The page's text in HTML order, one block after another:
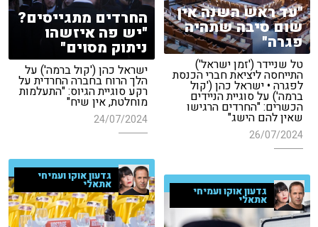
"עד ראש השנה אין
שום סיבה שתהיה
פגרה"
טל שניידר ('זמן ישראל')
התייחסה ליציאת חברי הכנסת
לפגרה • ישראל כהן ('קול
ברמה') על סוגיית הניידים
הכשרים: "החרדים הרגישו
שאין להם הישג"
26/07/2024
החרדים מתגייסים?
"יש פה איזשהו
ניתוק מסוים"
ישראל כהן ('קול ברמה') על
הלך הרוח בחברה החרדית על
רקע סוגיית הגיוס: "התעלמות
מוחלטת, אין שיח"
24/07/2024
גדעון אוקו ועמיחי
אתאלי גדעון אוקו ועמיחי
אתאלי